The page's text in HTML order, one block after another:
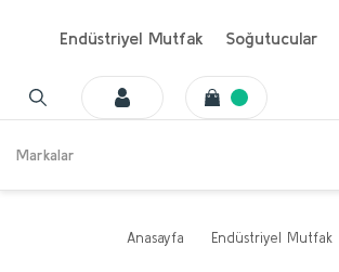
Endüstriyel Mutfak Soğutucular
Markalar
Anasayfa Endüstriyel Mutfak